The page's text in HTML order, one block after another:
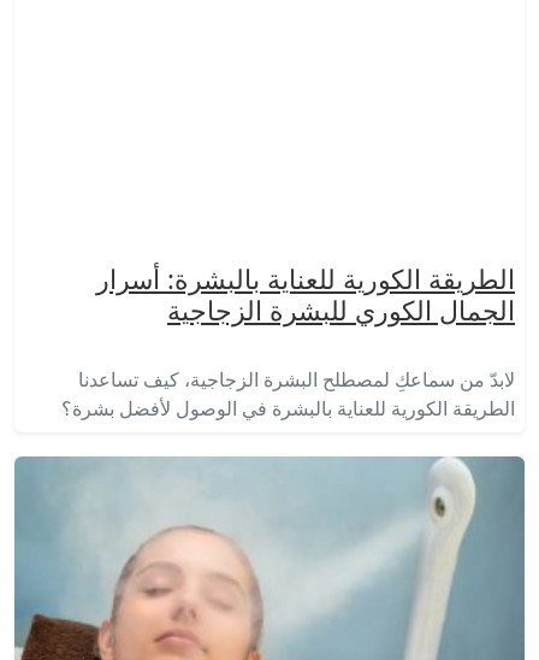
الطريقة الكورية للعناية بالبشرة: أسرار
الجمال الكوري للبشرة الزجاجية
لابدّ من سماعكِ لمصطلح البشرة الزجاجية، كيف تساعدنا
الطريقة الكورية للعناية بالبشرة في الوصول لأفضل بشرة؟